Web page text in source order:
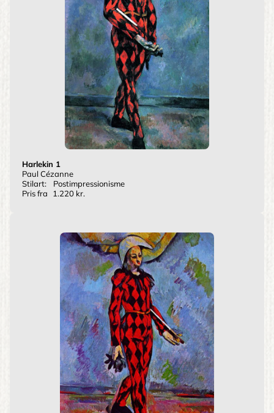
Harlekin 1
Paul Cézanne
Stilart:
Postimpressionisme
Pris fra
1.220 kr.